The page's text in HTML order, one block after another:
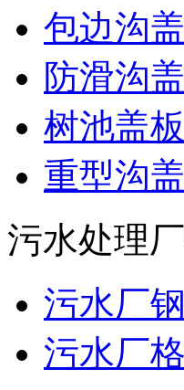
包边沟
防滑沟
树池盖板
重型沟
污水处理
污水厂
污水厂